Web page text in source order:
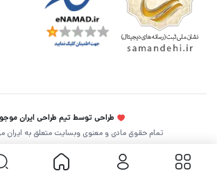
طراحی توسط تیم طراحی ایران موجو
تمام حقوق مادی و معنوی وبسایت متعلق به ایران